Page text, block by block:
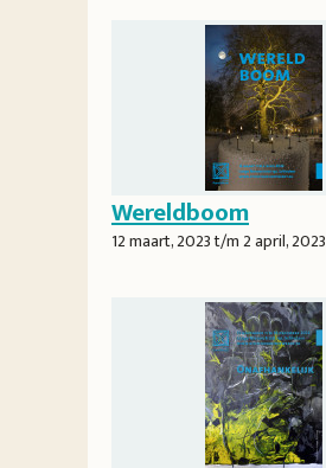
Wereldboom
12 maart, 2023t/m2 april, 2023